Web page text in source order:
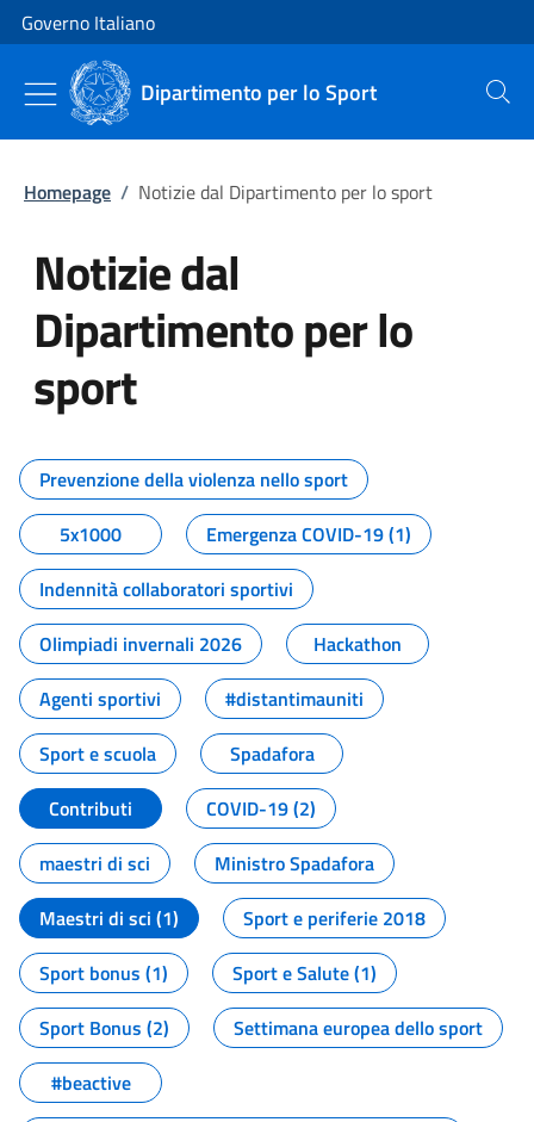
Vai al contenuto
Vai alla navigazione del sito
Governo Italiano
Dipartimento per lo Sport Cerca
Homepage / Notizie dal Dipartimento per lo sport
Notizie dal
Dipartimento per lo
sport
Tutti i contenuti della pagina
Prevenzione della violenza nello sport
5x1000
Emergenza COVID-19 (1)
Indennità collaboratori sportivi
Olimpiadi invernali 2026
Hackathon
Agenti sportivi
#distantimauniti
Sport e scuola
Spadafora
Contributi
COVID-19 (2)
maestri di sci
Ministro Spadafora
Maestri di sci (1)
Sport e periferie 2018
Sport bonus (1)
Sport e Salute (1)
Sport Bonus (2)
Settimana europea dello sport
#beactive